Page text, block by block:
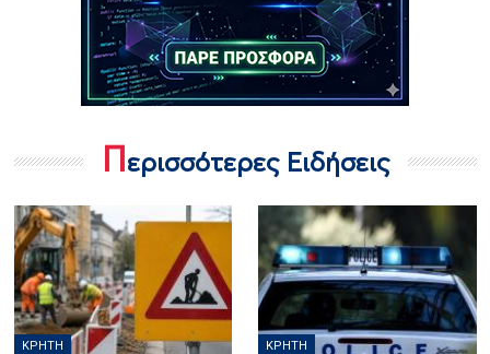
Περισσότερες Ειδήσεις
ΚΡΉΤΗ ΚΡΉΤΗ